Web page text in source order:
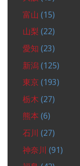
富山 (15)
山梨 (22)
愛知 (23)
新潟 (125)
東京 (193)
栃木 (27)
熊本 (6)
石川 (27)
神奈川 (91)